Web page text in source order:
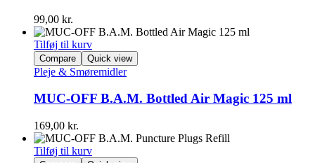
99,00 kr.
Tilføj til kurv
Compare Quick view
Pleje & Smøremidler
MUC-OFF B.A.M. Bottled Air Magic 125 ml
169,00 kr.
Tilføj til kurv